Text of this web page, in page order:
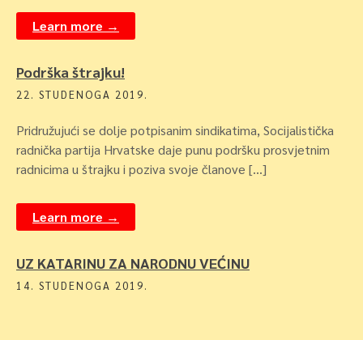
Learn more →
Podrška štrajku!
22. STUDENOGA 2019.
Pridružujući se dolje potpisanim sindikatima, Socijalistička
radnička partija Hrvatske daje punu podršku prosvjetnim
radnicima u štrajku i poziva svoje članove […]
Learn more →
UZ KATARINU ZA NARODNU VEĆINU
14. STUDENOGA 2019.